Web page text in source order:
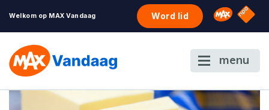
Welkom op MAX Vandaag Word lid Omroep
NPO
menu